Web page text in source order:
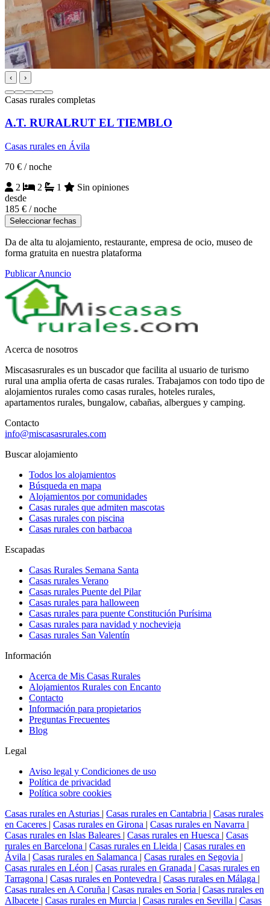
‹ ›
Casas rurales completas
A.T. RURALRUT EL TIEMBLO
Casas rurales en Ávila
70 € / noche
2
2 1
Sin opiniones
desde
185 € / noche
Seleccionar fechas
Da de alta tu alojamiento, restaurante, empresa de ocio, museo de
forma gratuita en nuestra plataforma
Publicar Anuncio
Acerca de nosotros
Miscasasrurales es un buscador que facilita al usuario de turismo
rural una amplia oferta de casas rurales. Trabajamos con todo tipo de
alojamientos rurales como casas rurales, hoteles rurales,
apartamentos rurales, bungalow, cabañas, albergues y camping.
Contacto
info@miscasasrurales.com
Buscar alojamiento
Todos los alojamientos
Búsqueda en mapa
Alojamientos por comunidades
Casas rurales que admiten mascotas
Casas rurales con piscina
Casas rurales con barbacoa
Escapadas
Casas Rurales Semana Santa
Casas rurales Verano
Casas rurales Puente del Pilar
Casas rurales para halloween
Casas rurales para puente Constitución Purísima
Casas rurales para navidad y nochevieja
Casas rurales San Valentín
Información
Acerca de Mis Casas Rurales
Alojamientos Rurales con Encanto
Contacto
Información para propietarios
Preguntas Frecuentes
Blog
Legal
Aviso legal y Condiciones de uso
Política de privacidad
Política sobre cookies
Casas rurales en Asturias | Casas rurales en Cantabria | Casas rurales
en Caceres | Casas rurales en Girona | Casas rurales en Navarra |
Casas rurales en Islas Baleares | Casas rurales en Huesca | Casas
rurales en Barcelona | Casas rurales en Lleida | Casas rurales en
Ávila | Casas rurales en Salamanca | Casas rurales en Segovia |
Casas rurales en Léon | Casas rurales en Granada | Casas rurales en
Tarragona | Casas rurales en Pontevedra | Casas rurales en Málaga |
Casas rurales en A Coruña | Casas rurales en Soria | Casas rurales en
Albacete | Casas rurales en Murcia | Casas rurales en Sevilla | Casas